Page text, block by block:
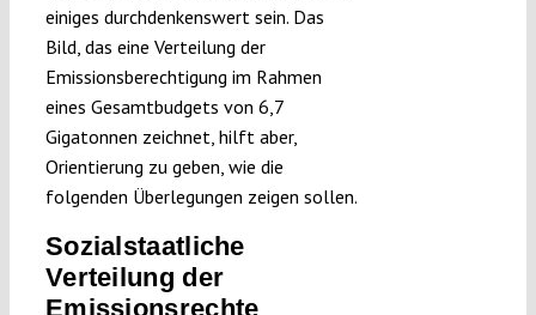
einiges durchdenkenswert sein. Das
Bild, das eine Verteilung der
Emissionsberechtigung im Rahmen
eines Gesamtbudgets von 6,7
Gigatonnen zeichnet, hilft aber,
Orientierung zu geben, wie die
folgenden Überlegungen zeigen sollen.
Sozialstaatliche
Verteilung der
Emissionsrechte